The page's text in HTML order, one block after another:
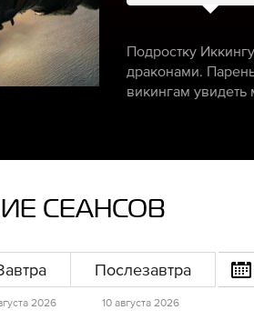
Подростку
драконами.
викингам
СЕАНСОВ
2026
Послезавтра
10 августа 2026